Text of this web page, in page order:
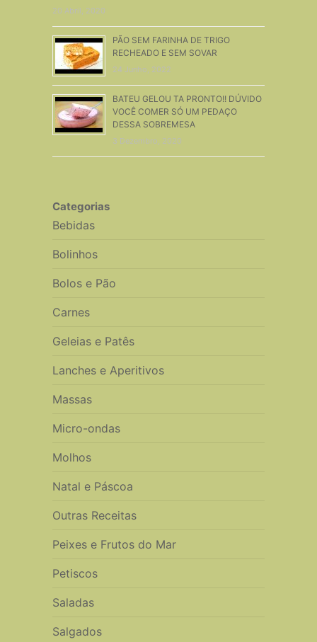
20 Abril, 2020
PÃO SEM FARINHA DE TRIGO
RECHEADO E SEM SOVAR
24 Junho, 2022
BATEU GELOU TA PRONTO!! DÚVIDO
VOCÊ COMER SÓ UM PEDAÇO
DESSA SOBREMESA
3 Dezembro, 2020
Categorias
Bebidas
Bolinhos
Bolos e Pão
Carnes
Geleias e Patês
Lanches e Aperitivos
Massas
Micro-ondas
Molhos
Natal e Páscoa
Outras Receitas
Peixes e Frutos do Mar
Petiscos
Saladas
Salgados